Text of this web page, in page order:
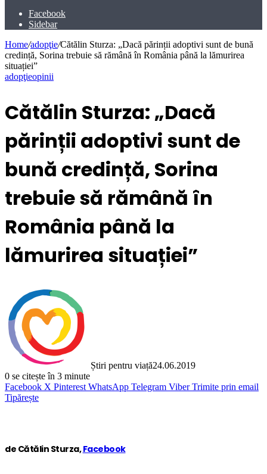
Facebook
Sidebar
Home/adopţie/Cătălin Sturza: „Dacă părinții adoptivi sunt de bună
credință, Sorina trebuie să rămână în România până la lămurirea
situației”
adopţieopinii
Cătălin Sturza: „Dacă
părinții adoptivi sunt de
bună credință, Sorina
trebuie să rămână în
România până la
lămurirea situației”
Știri pentru viață24.06.2019
0 se citește în 3 minute
Facebook X Pinterest WhatsApp Telegram Viber Trimite prin email
Tipărește
de Cătălin Sturza,Facebook